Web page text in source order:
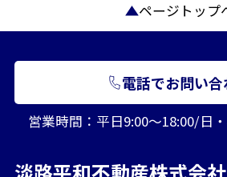
ページトップ
電話でお問い合
営業時間：平日9:00～18:00/日